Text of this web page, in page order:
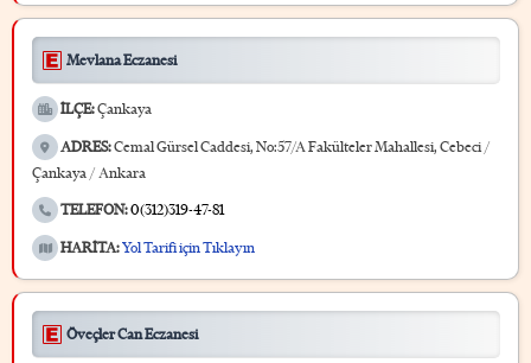
Mevlana Eczanesi
İLÇE:Çankaya
ADRES:Cemal Gürsel Caddesi, No:57/A Fakülteler Mahallesi, Cebeci /
Çankaya / Ankara
TELEFON:0(312)319-47-81
HARİTA:Yol Tarifi için Tıklayın
Öveçler Can Eczanesi